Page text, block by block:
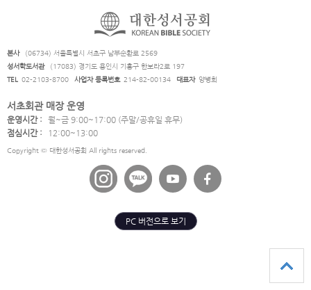
본사
(06734) 서울특별시 서초구 남부순환로 2569
성서학도서관
(17083) 경기도 용인시 기흥구 한보라2로 197
TEL 02-2103-8700 사업자 등록번호 214-82-00134 대표자 양병희
서초회관 매장 운영
운영시간 :
월~금 9:00~17:00 (주말/공휴일 휴무)
점심시간 :
12:00~13:00
Copyright © 대한성서공회 All rights reserved.
PC 버전으로 보기